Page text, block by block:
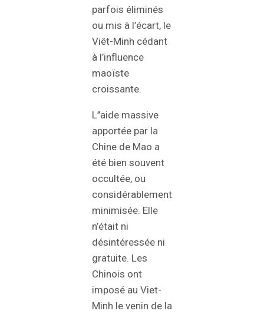
parfois éliminés
ou mis à l’écart, le
Viêt-Minh cédant
à l’influence
maoïste
croissante.
L’’aide massive
apportée par la
Chine de Mao a
été bien souvent
occultée, ou
considérablement
minimisée. Elle
n’était ni
désintéressée ni
gratuite. Les
Chinois ont
imposé au Viet-
Minh le venin de la